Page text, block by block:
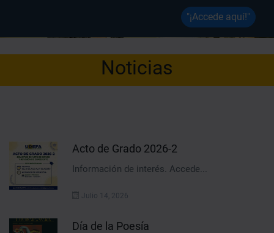
"¡Accede aquí!"
Noticias
Acto de Grado 2026-2
Información de interés. Accede...
Julio 14, 2026
Día de la Poesía